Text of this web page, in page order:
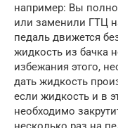
например: Вы
или заменили ГТЦ
педаль движется
жидкость из бачка
избежания этого,
дать жидкость
если жидкость и в
необходимо